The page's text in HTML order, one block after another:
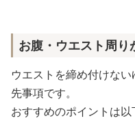
お腹・ウエスト周
ウエストを締め付けな
先事項です。
おすすめのポイントは以